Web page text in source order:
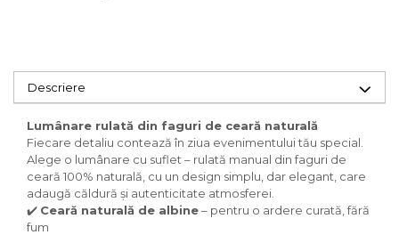
Descriere
Lumânare rulată din faguri de ceară naturală
Fiecare detaliu contează în ziua evenimentului tău special.
Alege o lumânare cu suflet – rulată manual din faguri de
ceară 100% naturală, cu un design simplu, dar elegant, care
adaugă căldură și autenticitate atmosferei.
✔️ Ceară naturală de albine– pentru o ardere curată, fără
fum